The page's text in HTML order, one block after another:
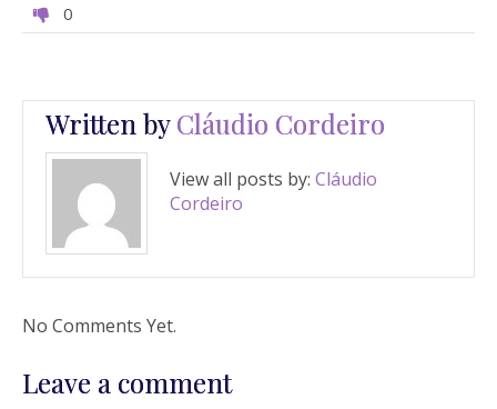
0
Written byCláudio Cordeiro
View all posts by: Cláudio
Cordeiro
No Comments Yet.
Leave a comment